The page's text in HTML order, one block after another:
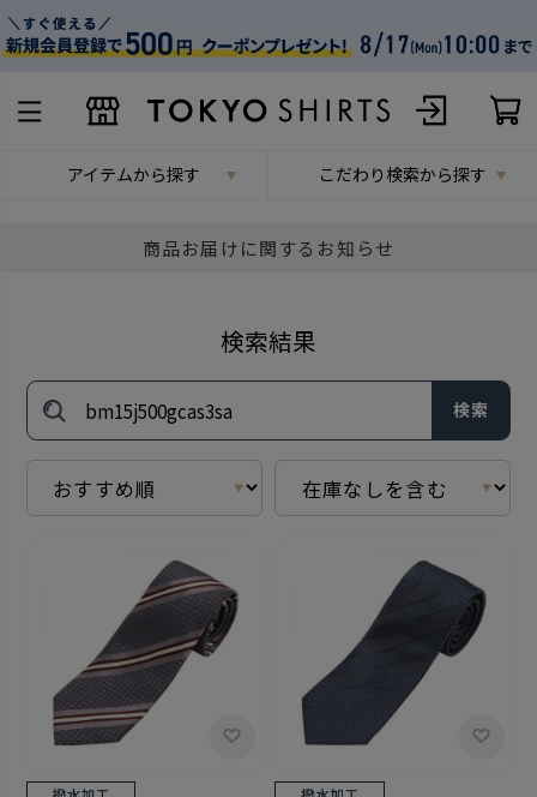
アイテムから探す こだわり検索から探す
商品お届けに関するお知らせ
検索結果
検索